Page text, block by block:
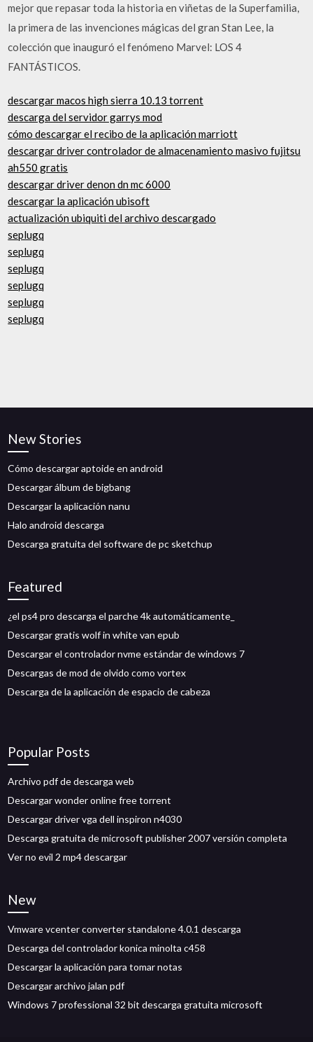
mejor que repasar toda la historia en viñetas de la Superfamilia,
la primera de las invenciones mágicas del gran Stan Lee, la
colección que inauguró el fenómeno Marvel: LOS 4
FANTÁSTICOS.
descargar macos high sierra 10.13 torrent
descarga del servidor garrys mod
cómo descargar el recibo de la aplicación marriott
descargar driver controlador de almacenamiento masivo fujitsu
ah550 gratis
descargar driver denon dn mc 6000
descargar la aplicación ubisoft
actualización ubiquiti del archivo descargado
seplugq
seplugq
seplugq
seplugq
seplugq
seplugq
New Stories
Cómo descargar aptoide en android
Descargar álbum de bigbang
Descargar la aplicación nanu
Halo android descarga
Descarga gratuita del software de pc sketchup
Featured
¿el ps4 pro descarga el parche 4k automáticamente_
Descargar gratis wolf in white van epub
Descargar el controlador nvme estándar de windows 7
Descargas de mod de olvido como vortex
Descarga de la aplicación de espacio de cabeza
Popular Posts
Archivo pdf de descarga web
Descargar wonder online free torrent
Descargar driver vga dell inspiron n4030
Descarga gratuita de microsoft publisher 2007 versión completa
Ver no evil 2 mp4 descargar
New
Vmware vcenter converter standalone 4.0.1 descarga
Descarga del controlador konica minolta c458
Descargar la aplicación para tomar notas
Descargar archivo jalan pdf
Windows 7 professional 32 bit descarga gratuita microsoft